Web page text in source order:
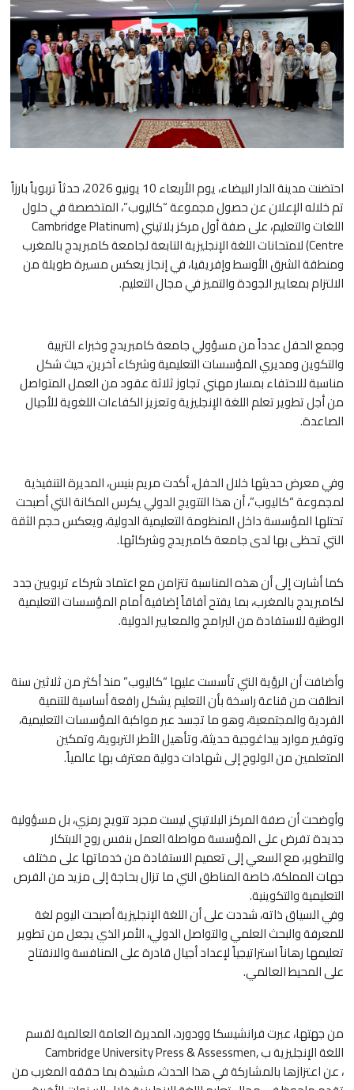
احتضنت مدينة الدار البيضاء، يوم الأربعاء 10 يونيو 2026، حدثاً تربوياً بارزاً
تم خلاله الإعلان عن حصول مجموعة “كاليوب”، المتخصصة في حلول
اللغات والتعليم، على صفة أول مركز بلاتيني (Cambridge Platinum
Centre) لامتحانات اللغة الإنجليزية التابعة لجامعة كامبريدج بالمغرب
ومنطقة الشرق الأوسط وإفريقيا، في إنجاز يعكس مسيرة طويلة من
الالتزام بمعايير الجودة والتميز في مجال التعليم.
وجمع الحفل عدداً من مسؤولي جامعة كامبريدج وخبراء التربية
والتكوين ومديري المؤسسات التعليمية وشركاء آخرين، حيث شكل
مناسبة للاحتفاء بمسار مهني تجاوز ثلاثة عقود من العمل المتواصل
من أجل تطوير تعلم اللغة الإنجليزية وتعزيز الكفاءات اللغوية للأجيال
الصاعدة.
وفي معرض حديثها خلال الحفل، أكدت مريم بنيس، المديرة التنفيذية
لمجموعة “كاليوب”، أن هذا التتويج الدولي يكرس المكانة التي أصبحت
تحتلها المؤسسة داخل المنظومة التعليمية الدولية، ويعكس حجم الثقة
التي تحظى بها لدى جامعة كامبريدج وشركائها.
كما أشارت إلى أن هذه المناسبة تتزامن مع اعتماد شركاء تربويين جدد
لكامبريدج بالمغرب، بما يفتح آفاقاً إضافية أمام المؤسسات التعليمية
الوطنية للاستفادة من البرامج والمعايير الدولية.
وأضافت أن الرؤية التي تأسست عليها “كاليوب” منذ أكثر من ثلاثين سنة
انطلقت من قناعة راسخة بأن التعليم يشكل رافعة أساسية للتنمية
الفردية والمجتمعية، وهو ما تجسد عبر مواكبة المؤسسات التعليمية،
وتوفير موارد بيداغوجية حديثة، وتأهيل الأطر التربوية، وتمكين
المتعلمين من الولوج إلى شهادات دولية معترف بها عالمياً.
وأوضحت أن صفة المركز البلاتيني ليست مجرد تتويج رمزي، بل مسؤولية
جديدة تفرض على المؤسسة مواصلة العمل بنفس روح الابتكار
والتطوير، مع السعي إلى تعميم الاستفادة من خدماتها على مختلف
جهات المملكة، خاصة المناطق التي ما تزال بحاجة إلى مزيد من الفرص
التعليمية والتكوينية.
وفي السياق ذاته، شددت على أن اللغة الإنجليزية أصبحت اليوم لغة
للمعرفة والبحث العلمي والتواصل الدولي، الأمر الذي يجعل من تطوير
تعليمها رهاناً استراتيجياً لإعداد أجيال قادرة على المنافسة والانفتاح
على المحيط العالمي.
من جهتها، عبرت فرانشيسكا وودورد، المديرة العامة العالمية لقسم
اللغة الإنجليزية ب ,Cambridge University Press & Assessmen
، عن اعتزازها بالمشاركة في هذا الحدث، مشيدة بما حققه المغرب من